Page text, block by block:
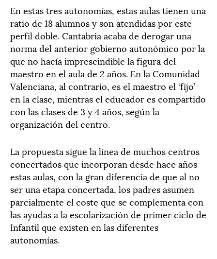
En estas tres autonomías, estas aulas tienen una
ratio de 18 alumnos y son atendidas por este
perfil doble. Cantabria acaba de derogar una
norma del anterior gobierno autonómico por la
que no hacía imprescindible la figura del
maestro en el aula de 2 años. En la Comunidad
Valenciana, al contrario, es el maestro el ‘fijo’
en la clase, mientras el educador es compartido
con las clases de 3 y 4 años, según la
organización del centro.
La propuesta sigue la línea de muchos centros
concertados que incorporan desde hace años
estas aulas, con la gran diferencia de que al no
ser una etapa concertada, los padres asumen
parcialmente el coste que se complementa con
las ayudas a la escolarización de primer ciclo de
Infantil que existen en las diferentes
autonomías.